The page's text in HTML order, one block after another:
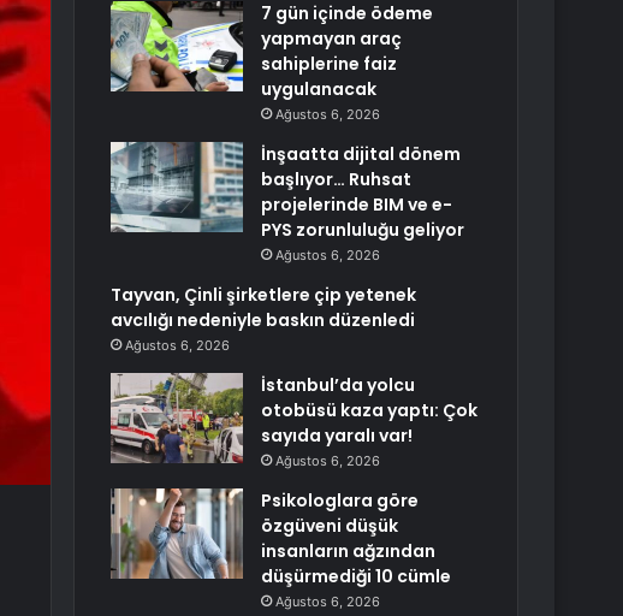
7 gün içinde ödeme
yapmayan araç
sahiplerine faiz
uygulanacak
Ağustos 6, 2026
İnşaatta dijital dönem
başlıyor… Ruhsat
projelerinde BIM ve e-
PYS zorunluluğu geliyor
Ağustos 6, 2026
Tayvan, Çinli şirketlere çip yetenek
avcılığı nedeniyle baskın düzenledi
Ağustos 6, 2026
İstanbul’da yolcu
otobüsü kaza yaptı: Çok
sayıda yaralı var!
Ağustos 6, 2026
Psikologlara göre
özgüveni düşük
insanların ağzından
düşürmediği 10 cümle
Ağustos 6, 2026